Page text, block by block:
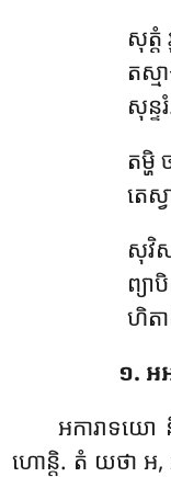
សុត្តំ
តស្
សុន្ទ
តម្ហិ
តេស្
សុវិ
ព្យ
ហិត
១. អ
អការាទយោ
ហោន្តិ. តំ យថា អ